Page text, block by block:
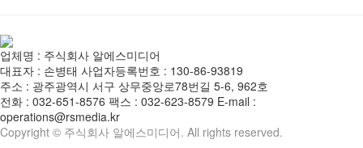
업체명 : 주식회사 알에스미디어
대표자 : 손병태 사업자등록번호 : 130-86-93819
주소 : 광주광역시 서구 상무중앙로78번길 5-6, 962호
전화 : 032-651-8576 팩스 : 032-623-8579 E-mail :
operations@rsmedia.kr
Copyright © 주식회사 알에스미디어. All rights reserved.